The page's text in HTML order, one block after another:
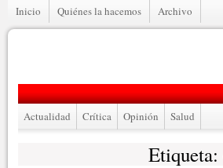
Inicio Quiénes la hacemos Archivo
Actualidad Crítica Opinión Salud
Etiqueta: